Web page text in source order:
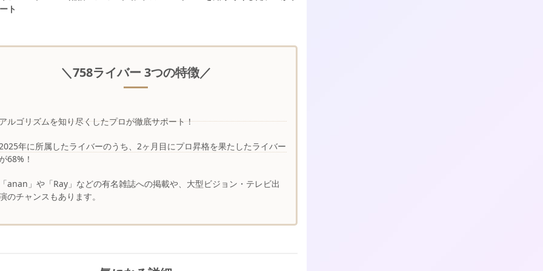
ト
＼758ライバー 3つの特徴／
ルゴリズムを知り尽くしたプロが徹底サポート！
年に所属したライバーのうち、2ヶ月目にプロ昇格を果たしたライバー
68%！
anan」や「Ray」などの有名雑誌への掲載や、大型ビジョン・テレビ出
のチャンスもあります。